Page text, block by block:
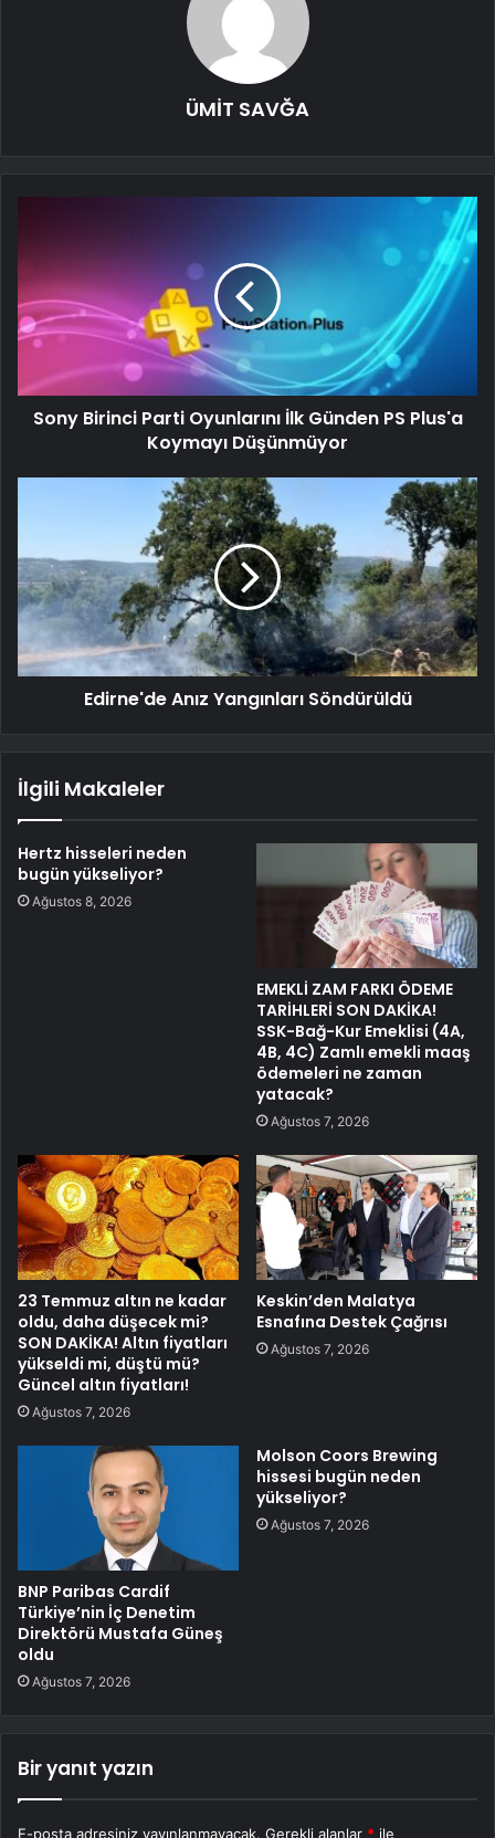
ÜMİT SAVĞA
Sony Birinci Parti Oyunlarını İlk Günden PS Plus'a
Koymayı Düşünmüyor
Edirne'de Anız Yangınları Söndürüldü
İlgili Makaleler
Hertz hisseleri neden
bugün yükseliyor?
Ağustos 8, 2026
EMEKLİ ZAM FARKI ÖDEME
TARİHLERİ SON DAKİKA!
SSK-Bağ-Kur Emeklisi (4A,
4B, 4C) Zamlı emekli maaş
ödemeleri ne zaman
yatacak?
Ağustos 7, 2026
23 Temmuz altın ne kadar
oldu, daha düşecek mi?
SON DAKİKA! Altın fiyatları
yükseldi mi, düştü mü?
Güncel altın fiyatları!
Ağustos 7, 2026
Keskin’den Malatya
Esnafına Destek Çağrısı
Ağustos 7, 2026
BNP Paribas Cardif
Türkiye’nin İç Denetim
Direktörü Mustafa Güneş
oldu
Ağustos 7, 2026
Molson Coors Brewing
hissesi bugün neden
yükseliyor?
Ağustos 7, 2026
Bir yanıt yazın
E-posta adresiniz yayınlanmayacak. Gerekli alanlar * ile